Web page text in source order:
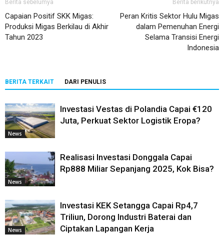
Berita sebelumya
Capaian Positif SKK Migas:
Produksi Migas Berkilau di Akhir
Tahun 2023
Berita berikutnya
Peran Kritis Sektor Hulu Migas
dalam Pemenuhan Energi
Selama Transisi Energi
Indonesia
BERITA TERKAIT DARI PENULIS
News
Investasi Vestas di Polandia Capai €120
Juta, Perkuat Sektor Logistik Eropa?
News
Realisasi Investasi Donggala Capai
Rp888 Miliar Sepanjang 2025, Kok Bisa?
News
Investasi KEK Setangga Capai Rp4,7
Triliun, Dorong Industri Baterai dan
Ciptakan Lapangan Kerja